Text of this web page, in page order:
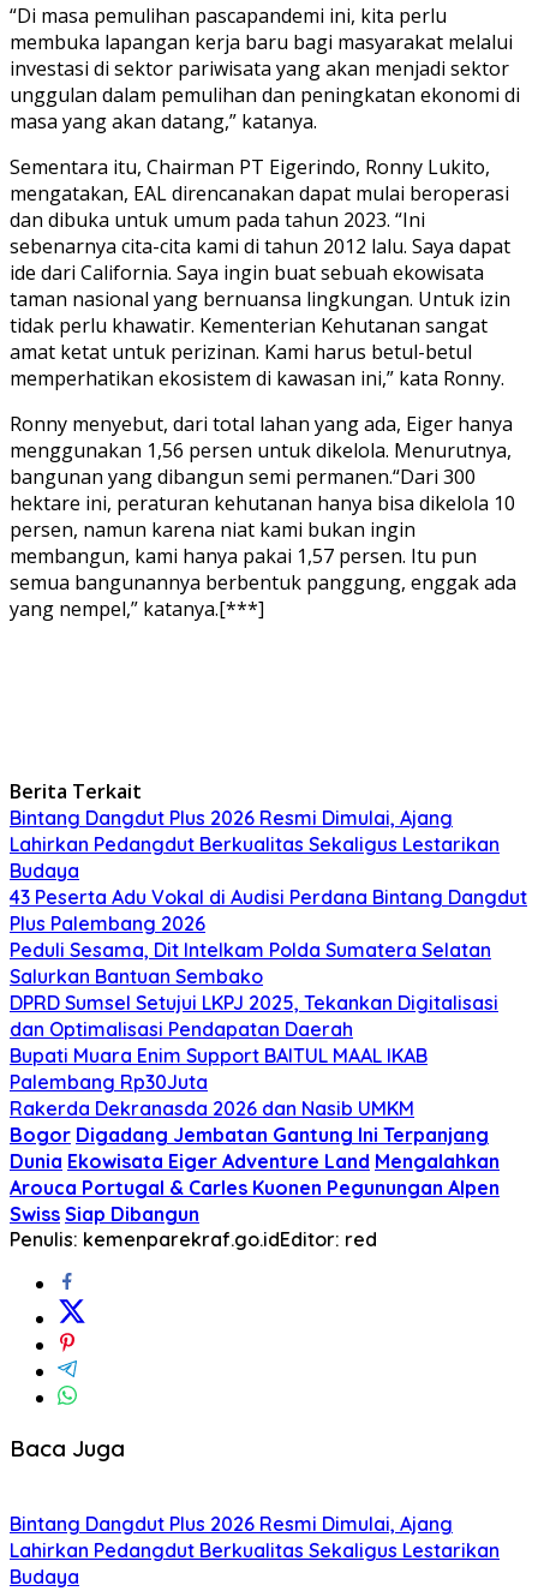
“Di masa pemulihan pascapandemi ini, kita perlu
membuka lapangan kerja baru bagi masyarakat melalui
investasi di sektor pariwisata yang akan menjadi sektor
unggulan dalam pemulihan dan peningkatan ekonomi di
masa yang akan datang,” katanya.
Sementara itu, Chairman PT Eigerindo, Ronny Lukito,
mengatakan, EAL direncanakan dapat mulai beroperasi
dan dibuka untuk umum pada tahun 2023. “Ini
sebenarnya cita-cita kami di tahun 2012 lalu. Saya dapat
ide dari California. Saya ingin buat sebuah ekowisata
taman nasional yang bernuansa lingkungan. Untuk izin
tidak perlu khawatir. Kementerian Kehutanan sangat
amat ketat untuk perizinan. Kami harus betul-betul
memperhatikan ekosistem di kawasan ini,” kata Ronny.
Ronny menyebut, dari total lahan yang ada, Eiger hanya
menggunakan 1,56 persen untuk dikelola. Menurutnya,
bangunan yang dibangun semi permanen.“Dari 300
hektare ini, peraturan kehutanan hanya bisa dikelola 10
persen, namun karena niat kami bukan ingin
membangun, kami hanya pakai 1,57 persen. Itu pun
semua bangunannya berbentuk panggung, enggak ada
yang nempel,” katanya.[***]
Berita Terkait
Bintang Dangdut Plus 2026 Resmi Dimulai, Ajang
Lahirkan Pedangdut Berkualitas Sekaligus Lestarikan
Budaya
43 Peserta Adu Vokal di Audisi Perdana Bintang Dangdut
Plus Palembang 2026
Peduli Sesama, Dit Intelkam Polda Sumatera Selatan
Salurkan Bantuan Sembako
DPRD Sumsel Setujui LKPJ 2025, Tekankan Digitalisasi
dan Optimalisasi Pendapatan Daerah
Bupati Muara Enim Support BAITUL MAAL IKAB
Palembang Rp30Juta
Rakerda Dekranasda 2026 dan Nasib UMKM
Bogor Digadang Jembatan Gantung Ini Terpanjang
Dunia Ekowisata Eiger Adventure Land Mengalahkan
Arouca Portugal & Carles Kuonen Pegunungan Alpen
Swiss Siap Dibangun
Penulis: kemenparekraf.go.idEditor: red
Baca Juga
Bintang Dangdut Plus 2026 Resmi Dimulai, Ajang
Lahirkan Pedangdut Berkualitas Sekaligus Lestarikan
Budaya